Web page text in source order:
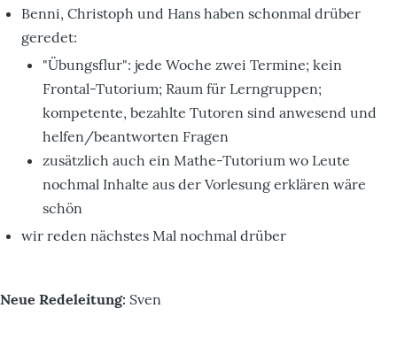
Benni, Christoph und Hans haben schonmal drüber
geredet:
"Übungsflur": jede Woche zwei Termine; kein
Frontal-Tutorium; Raum für Lerngruppen;
kompetente, bezahlte Tutoren sind anwesend und
helfen/beantworten Fragen
zusätzlich auch ein Mathe-Tutorium wo Leute
nochmal Inhalte aus der Vorlesung erklären wäre
schön
wir reden nächstes Mal nochmal drüber
Neue Redeleitung: Sven